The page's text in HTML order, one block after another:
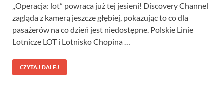
„Operacja: lot” powraca już tej jesieni! Discovery Channel
zagląda z kamerą jeszcze głębiej, pokazując to co dla
pasażerów na co dzień jest niedostępne. Polskie Linie
Lotnicze LOT i Lotnisko Chopina …
CZYTAJ DALEJ